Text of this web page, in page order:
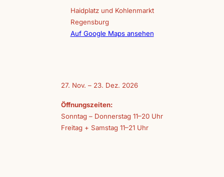
Haidplatz und Kohlenmarkt
Regensburg
Auf Google Maps ansehen
27. Nov. – 23. Dez. 2026
Öffnungszeiten:
Sonntag – Donnerstag 11–20 Uhr
Freitag + Samstag 11–21 Uhr